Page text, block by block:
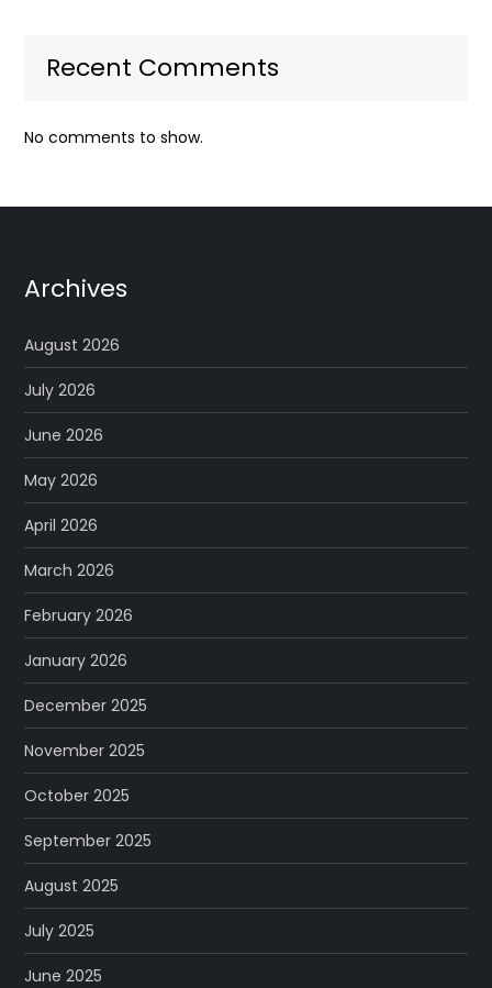
Recent Comments
No comments to show.
Archives
August 2026
July 2026
June 2026
May 2026
April 2026
March 2026
February 2026
January 2026
December 2025
November 2025
October 2025
September 2025
August 2025
July 2025
June 2025